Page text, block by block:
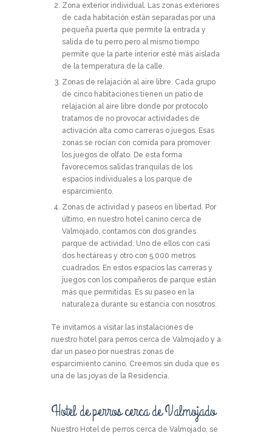
Zona exterior individual. Las zonas exteriores
de cada habitación están separadas por una
pequeña puerta que permite la entrada y
salida de tu perro pero al mismo tiempo
permite que la parte interior esté más aislada
de la temperatura de la calle.
Zonas de relajación al aire libre. Cada grupo
de cinco habitaciones tienen un patio de
relajación al aire libre donde por protocolo
tratamos de no provocar actividades de
activación alta como carreras o juegos. Esas
zonas se rocían con comida para promover
los juegos de olfato. De esta forma
favorecemos salidas tranquilas de los
espacios individuales a los parque de
esparcimiento.
Zonas de actividad y paseos en libertad. Por
último, en nuestro hotel canino cerca de
Valmojado, contamos con dos grandes
parque de actividad. Uno de ellos con casi
dos hectáreas y otro con 5.000 metros
cuadrados. En estos espacios las carreras y
juegos con los compañeros de parque están
más que permitidas. Es su paseo en la
naturaleza durante su estancia con nosotros.
Te invitamos a visitar las instalaciones de
nuestro hotel para perros cerca de Valmojado y a
dar un paseo por nuestras zonas de
esparcimiento canino. Creemos sin duda que es
una de las joyas de la Residencia.
Hotel de perros cerca de Valmojado
Nuestro Hotel de perros cerca de Valmojado, se